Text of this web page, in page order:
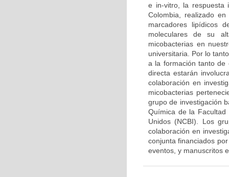
e in-vitro, la respuesta
Colombia, realizado
marcadores lipídicos
moleculares de su
micobacterias en
universitaria. Por lo
a la formación tanto de
directa estarán
colaboración en
micobacterias
grupo de investigación
Química de la
Unidos (NCBI). Los
colaboración en
conjunta financiados
eventos, y manuscritos